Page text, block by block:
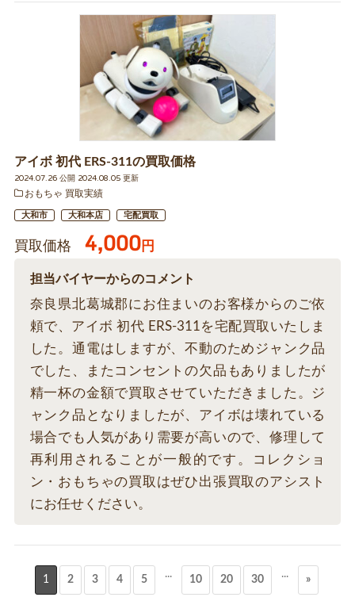
アイボ 初代 ERS-311の買取価格
2024.07.26 公開 2024.08.05 更新
おもちゃ 買取実績
大和市 大和本店 宅配買取
買取価格 4,000円
担当バイヤーからのコメント
奈良県北葛城郡にお住まいのお客様からのご依
頼で、アイボ 初代 ERS-311を宅配買取いたしま
した。通電はしますが、不動のためジャンク品
でした、またコンセントの欠品もありましたが
精一杯の金額で買取させていただきました。ジ
ャンク品となりましたが、アイボは壊れている
場合でも人気があり需要が高いので、修理して
再利用されることが一般的です。コレクショ
ン・おもちゃの買取はぜひ出張買取のアシスト
にお任せください。
1 2 3 4 5 ... 10 20 30 ... »